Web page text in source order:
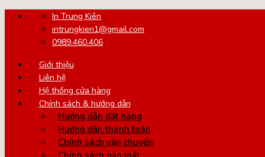
Skip
In Trung Kiên
intrungkien1@gmail.com
0989.460.406
Giới thiệu
Liên hệ
Hệ thống cửa hàng
Chính sách & hướng dẫn
Hướng dẫn đặt hàng
Hướng dẫn thanh toán
Chính sách vận chuyển